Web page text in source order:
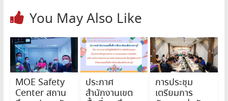
You May Also Like
MOE Safety
Center สถาน
ประกาศ
สำนักงานเขต
การประชุม
เตรียมการ